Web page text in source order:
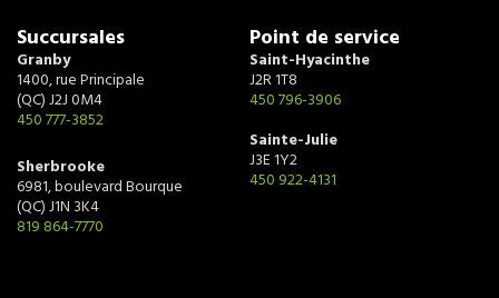
Succursales
Granby
1400, rue Principale
(QC) J2J 0M4
450 777-3852
Sherbrooke
6981, boulevard Bourque
(QC) J1N 3K4
819 864-7770
Point de service
Saint-Hyacinthe
J2R 1T8
450 796-3906
Sainte-Julie
J3E 1Y2
450 922-4131